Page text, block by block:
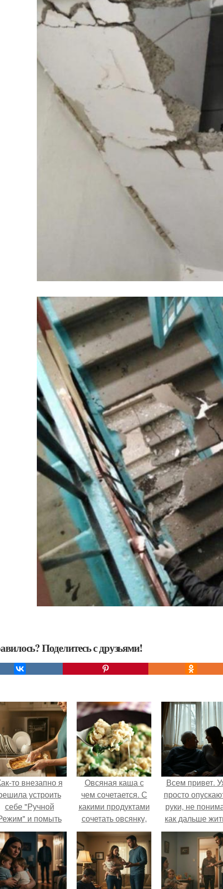
Поделитесь с друзьями!
то внезапно я
устроить
себе "Ручной
и помыть
без помощи
техники.
Овсяная каша с
чем сочетается. С
какими продуктами
сочетать овсянку,
чтобы она была
полезнее
Всем привет.
просто
руки, не
как дальше
этой